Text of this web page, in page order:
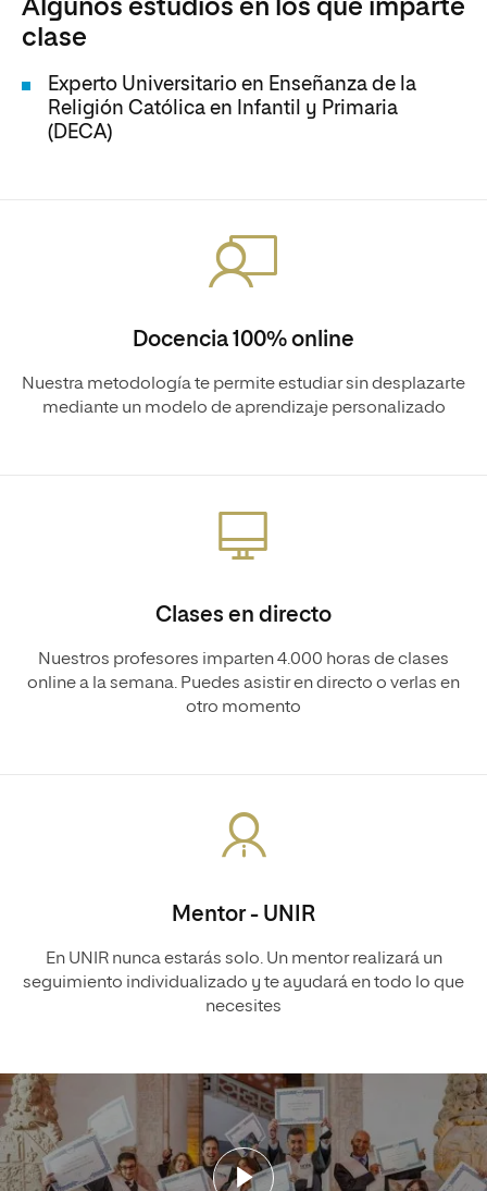
Algunos estudios en los que imparte
clase
Experto Universitario en Enseñanza de la
Religión Católica en Infantil y Primaria
(DECA)
Docencia 100% online
Nuestra metodología te permite estudiar sin desplazarte
mediante un modelo de aprendizaje personalizado
Clases en directo
Nuestros profesores imparten 4.000 horas de clases
online a la semana. Puedes asistir en directo o verlas en
otro momento
Mentor - UNIR
En UNIR nunca estarás solo. Un mentor realizará un
seguimiento individualizado y te ayudará en todo lo que
necesites